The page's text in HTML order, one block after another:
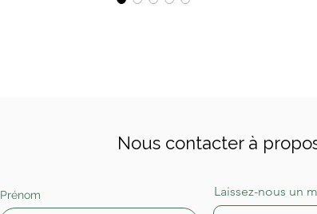
Nous contacter à
Prénom Laissez-nous un